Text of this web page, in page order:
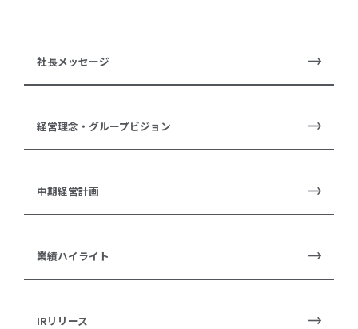
社長メッセージ
経営理念・グループビジョン
中期経営計画
業績ハイライト
IRリリース